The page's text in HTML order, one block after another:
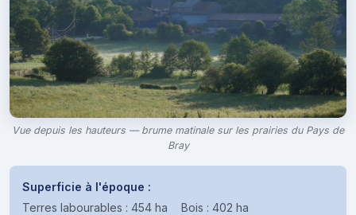
Vue depuis les hauteurs — brume matinale sur les prairies du Pays de
Bray
Superficie à l'époque :
Terres labourables : 454 ha
Bois : 402 ha